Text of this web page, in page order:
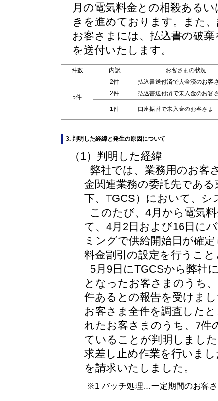
月の電気料金との相殺ある
きを進めております。また
お客さまには、払込書の破
を送付いたします。
件数 内訳 お客さまの状況
5件
2件
払込書送付済で入金済のお客
2件
払込書送付済で未入金のお客
1件 口座振替で未入金のお客さま
3. 判明した経緯と発生の原因について
（1）判明した経緯
弊社では、業務用のお客
金関連業務の委託先であ
下、TGCS）において、
このたび、4月から電気
て、4月2日および16日に
ミングで供給開始日が確
料金割引の設定を行うこ
5月9日にTGCSから弊社
となったお客さまのうち
件あるとの報告を受けま
お客さま全件を調査した
れたお客さまのうち、7件
ていることが判明しまし
求差し止め作業を行いま
を請求いたしました。
※1 バッチ処理…一定期間のお客